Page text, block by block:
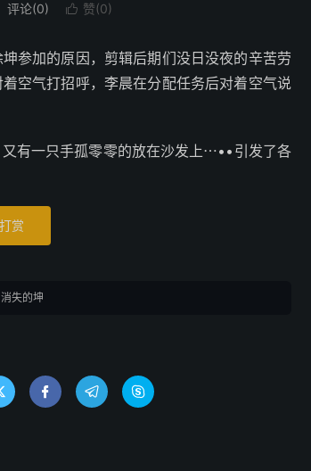
评论(0)  赞(0)
参加的原因，剪辑后期们没日没夜的辛苦劳
空气打招呼，李晨在分配任务后对着空气说
有一只手孤零零的放在沙发上⋯••引发了各
打赏
消失的坤
  